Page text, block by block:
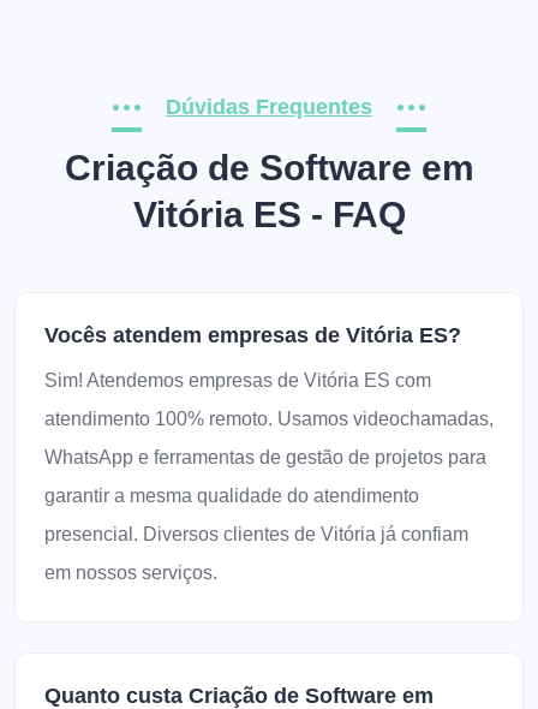
Dúvidas Frequentes
Criação de Software em
Vitória ES - FAQ
Vocês atendem empresas de Vitória ES?
Sim! Atendemos empresas de Vitória ES com
atendimento 100% remoto. Usamos videochamadas,
WhatsApp e ferramentas de gestão de projetos para
garantir a mesma qualidade do atendimento
presencial. Diversos clientes de Vitória já confiam
em nossos serviços.
Quanto custa Criação de Software em